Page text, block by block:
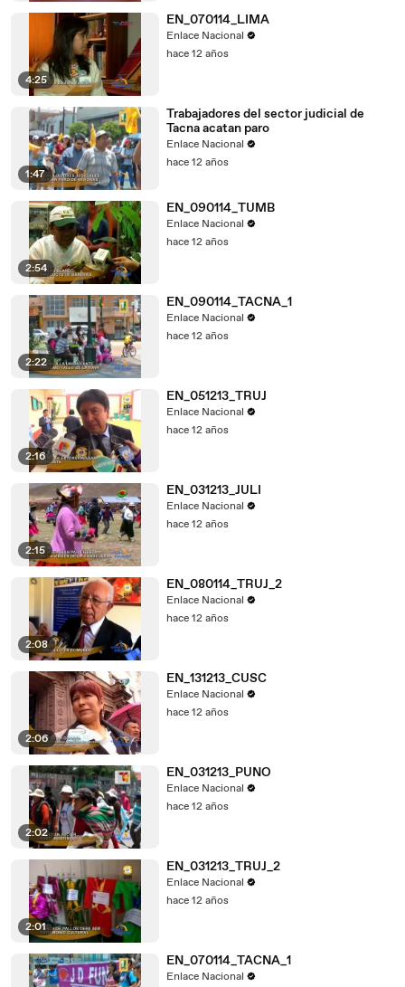
4:25
EN_070114_LIMA
Enlace Nacional
hace 12 años
1:47
Trabajadores del sector judicial de
Tacna acatan paro
Enlace Nacional
hace 12 años
2:54
EN_090114_TUMB
Enlace Nacional
hace 12 años
2:22
EN_090114_TACNA_1
Enlace Nacional
hace 12 años
2:16
EN_051213_TRUJ
Enlace Nacional
hace 12 años
2:15
EN_031213_JULI
Enlace Nacional
hace 12 años
2:08
EN_080114_TRUJ_2
Enlace Nacional
hace 12 años
2:06
EN_131213_CUSC
Enlace Nacional
hace 12 años
2:02
EN_031213_PUNO
Enlace Nacional
hace 12 años
2:01
EN_031213_TRUJ_2
Enlace Nacional
hace 12 años
EN_070114_TACNA_1
Enlace Nacional